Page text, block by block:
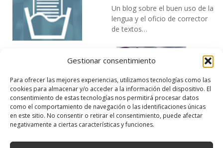
Gestionar consentimiento
Para ofrecer las mejores experiencias, utilizamos tecnologías como las
cookies para almacenar y/o acceder a la información del dispositivo. El
consentimiento de estas tecnologías nos permitirá procesar datos
como el comportamiento de navegación o las identificaciones únicas
en este sitio. No consentir o retirar el consentimiento, puede afectar
negativamente a ciertas características y funciones.
Un blog sobre el buen uso de la
lengua y el oficio de corrector
de textos…
DESIREE MARTÍN
…la realidad, es que cada día es más complicado realizar esos